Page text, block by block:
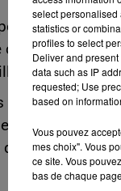
ont
construit, afin
humaine.
ont aussi été
l’externat du
de 200 000 €
select personalised
statistics or
profiles to select
Deliver and
data such as IP
requested; Use
based on
Vous pouvez
mes choix". Vous
ce site. Vous
bas de chaque